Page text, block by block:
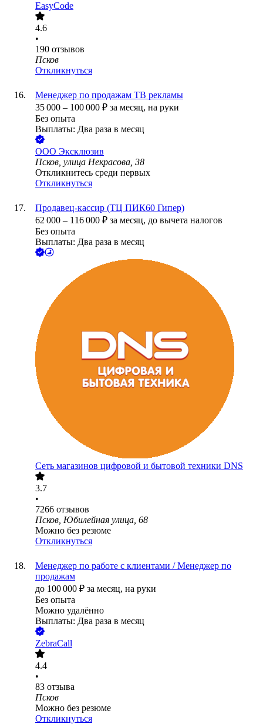
EasyCode
4.6
•
190 отзывов
Псков
Откликнуться
Менеджер по продажам ТВ рекламы
35 000 – 100 000 ₽ за месяц, на руки
Без опыта
Выплаты: Два раза в месяц
ООО Эксклюзив
Псков, улица Некрасова, 38
Откликнитесь среди первых
Откликнуться
Продавец-кассир (ТЦ ПИК60 Гипер)
62 000 – 116 000 ₽ за месяц, до вычета налогов
Без опыта
Выплаты: Два раза в месяц
Сеть магазинов цифровой и бытовой техники DNS
3.7
•
7266 отзывов
Псков, Юбилейная улица, 68
Можно без резюме
Откликнуться
Менеджер по работе с клиентами / Менеджер по
продажам
до 100 000 ₽ за месяц, на руки
Без опыта
Можно удалённо
Выплаты: Два раза в месяц
ZebraCall
4.4
•
83 отзыва
Псков
Можно без резюме
Откликнуться